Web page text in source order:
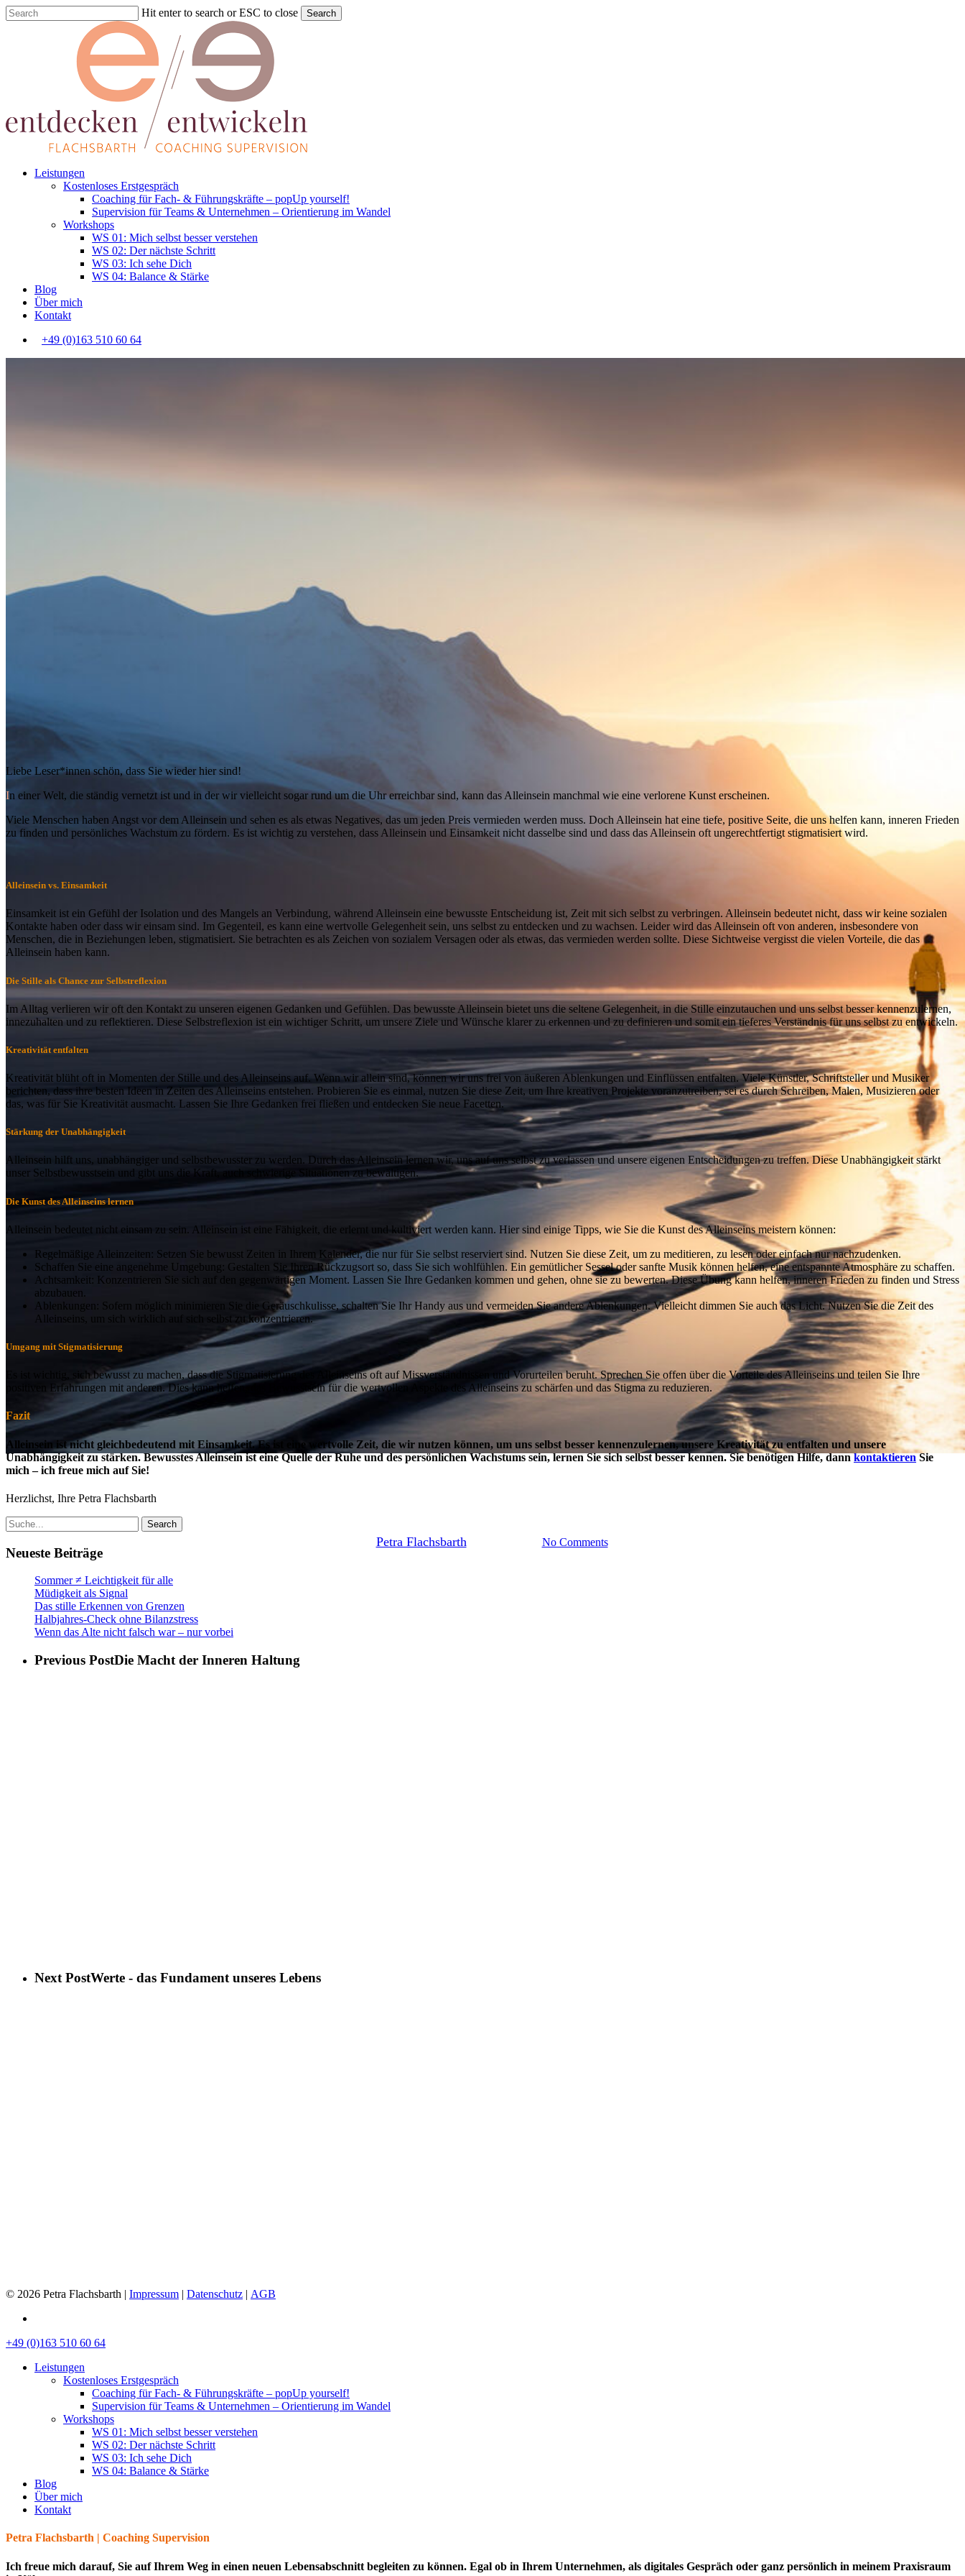
Skip
to
Hit enter to search or ESC to close Search
Menu
Leistungen
Kostenloses Erstgespräch
Coaching für Fach- & Führungskräfte – popUp yourself!
Supervision für Teams & Unternehmen – Orientierung im Wandel
Workshops
WS 01: Mich selbst besser verstehen
WS 02: Der nächste Schritt
WS 03: Ich sehe Dich
WS 04: Balance & Stärke
Blog
Über mich
Kontakt
+49 (0)163 510 60 64
Petra Flachsbarth No Comments
Liebe Leser*innen schön, dass Sie wieder hier sind!
In einer Welt, die ständig vernetzt ist und in der wir vielleicht sogar rund um die Uhr erreichbar sind, kann das Alleinsein manchmal wie eine verlorene Kunst erscheinen.
Viele Menschen haben Angst vor dem Alleinsein und sehen es als etwas Negatives, das um jeden Preis vermieden werden muss. Doch Alleinsein hat eine tiefe, positive Seite, die uns helfen kann, inneren Frieden
zu finden und persönliches Wachstum zu fördern. Es ist wichtig zu verstehen, dass Alleinsein und Einsamkeit nicht dasselbe sind und dass das Alleinsein oft ungerechtfertigt stigmatisiert wird.
Alleinsein vs. Einsamkeit
Einsamkeit ist ein Gefühl der Isolation und des Mangels an Verbindung, während Alleinsein eine bewusste Entscheidung ist, Zeit mit sich selbst zu verbringen. Alleinsein bedeutet nicht, dass wir keine sozialen
Kontakte haben oder dass wir einsam sind. Im Gegenteil, es kann eine wertvolle Gelegenheit sein, uns selbst zu entdecken und zu wachsen. Leider wird das Alleinsein oft von anderen, insbesondere von
Menschen, die in Beziehungen leben, stigmatisiert. Sie betrachten es als Zeichen von sozialem Versagen oder als etwas, das vermieden werden sollte. Diese Sichtweise vergisst die vielen Vorteile, die das
Alleinsein haben kann.
Die Stille als Chance zur Selbstreflexion
Im Alltag verlieren wir oft den Kontakt zu unseren eigenen Gedanken und Gefühlen. Das bewusste Alleinsein bietet uns die seltene Gelegenheit, in die Stille einzutauchen und uns selbst besser kennenzulernen,
innezuhalten und zu reflektieren. Diese Selbstreflexion ist ein wichtiger Schritt, um unsere Ziele und Wünsche klarer zu erkennen und zu definieren und somit ein tieferes Verständnis für uns selbst zu entwickeln.
Kreativität entfalten
Kreativität blüht oft in Momenten der Stille und des Alleinseins auf. Wenn wir allein sind, können wir uns frei von äußeren Ablenkungen und Einflüssen entfalten. Viele Künstler, Schriftsteller und Musiker
berichten, dass ihre besten Ideen in Zeiten des Alleinseins entstehen. Probieren Sie es einmal, nutzen Sie diese Zeit, um Ihre kreativen Projekte voranzutreiben, sei es durch Schreiben, Malen, Musizieren oder
das, was für Sie Kreativität ausmacht. Lassen Sie Ihre Gedanken frei fließen und entdecken Sie neue Facetten.
Stärkung der Unabhängigkeit
Alleinsein hilft uns, unabhängiger und selbstbewusster zu werden. Durch das Alleinsein lernen wir, uns auf uns selbst zu verlassen und unsere eigenen Entscheidungen zu treffen. Diese Unabhängigkeit stärkt
unser Selbstbewusstsein und gibt uns die Kraft, auch schwierige Situationen zu bewältigen.
Die Kunst des Alleinseins lernen
Alleinsein bedeutet nicht einsam zu sein. Alleinsein ist eine Fähigkeit, die erlernt und kultiviert werden kann. Hier sind einige Tipps, wie Sie die Kunst des Alleinseins meistern können:
Regelmäßige Alleinzeiten: Setzen Sie bewusst Zeiten in Ihrem Kalender, die nur für Sie selbst reserviert sind. Nutzen Sie diese Zeit, um zu meditieren, zu lesen oder einfach nur nachzudenken.
Schaffen Sie eine angenehme Umgebung: Gestalten Sie Ihren Rückzugsort so, dass Sie sich wohlfühlen. Ein gemütlicher Sessel oder sanfte Musik können helfen, eine entspannte Atmosphäre zu schaffen.
Achtsamkeit: Konzentrieren Sie sich auf den gegenwärtigen Moment. Lassen Sie Ihre Gedanken kommen und gehen, ohne sie zu bewerten. Diese Übung kann helfen, inneren Frieden zu finden und Stress
abzubauen.
Ablenkungen: Sofern möglich minimieren Sie die Geräuschkulisse, schalten Sie Ihr Handy aus und vermeiden Sie andere Ablenkungen. Vielleicht dimmen Sie auch das Licht. Nutzen Sie die Zeit des
Alleinseins, um sich wirklich auf sich selbst zu konzentrieren.
Umgang mit Stigmatisierung
Es ist wichtig, sich bewusst zu machen, dass die Stigmatisierung des Alleinseins oft auf Missverständnissen und Vorurteilen beruht. Sprechen Sie offen über die Vorteile des Alleinseins und teilen Sie Ihre
positiven Erfahrungen mit anderen. Dies kann helfen, das Bewusstsein für die wertvollen Aspekte des Alleinseins zu schärfen und das Stigma zu reduzieren.
Fazit
Alleinsein ist nicht gleichbedeutend mit Einsamkeit. Es ist eine wertvolle Zeit, die wir nutzen können, um uns selbst besser kennenzulernen, unsere Kreativität zu entfalten und unsere
Unabhängigkeit zu stärken. Bewusstes Alleinsein ist eine Quelle der Ruhe und des persönlichen Wachstums sein, lernen Sie sich selbst besser kennen. Sie benötigen Hilfe, dannkontaktierenSie
mich – ich freue mich auf Sie!
Herzlichst, Ihre Petra Flachsbarth
Search
Neueste Beiträge
Sommer ≠ Leichtigkeit für alle
Müdigkeit als Signal
Das stille Erkennen von Grenzen
Halbjahres-Check ohne Bilanzstress
Wenn das Alte nicht falsch war – nur vorbei
Previous PostDie Macht der Inneren Haltung
Next PostWerte - das Fundament unseres Lebens
© 2026 Petra Flachsbarth | Impressum | Datenschutz | AGB
Close
+49 (0)163 510 60 64
Leistungen
Kostenloses Erstgespräch
Coaching für Fach- & Führungskräfte – popUp yourself!
Supervision für Teams & Unternehmen – Orientierung im Wandel
Workshops
WS 01: Mich selbst besser verstehen
WS 02: Der nächste Schritt
WS 03: Ich sehe Dich
WS 04: Balance & Stärke
Blog
Über mich
Kontakt
Petra Flachsbarth | Coaching Supervision
Ich freue mich darauf, Sie auf Ihrem Weg in einen neuen Lebensabschnitt begleiten zu können. Egal ob in Ihrem Unternehmen, als digitales Gespräch oder ganz persönlich in meinem Praxisraum